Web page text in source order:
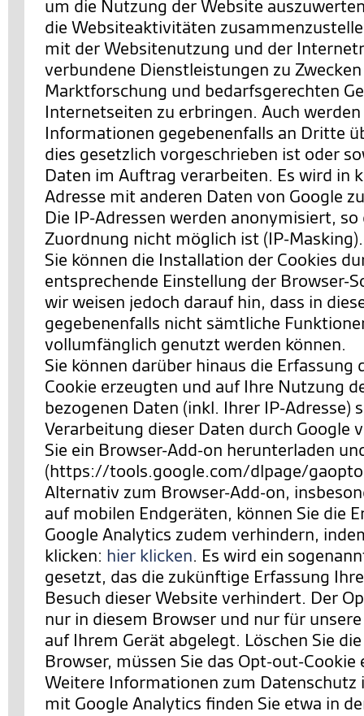
um die Nutzung der Website
die Websiteaktivitäten
mit der Websitenutzung und der
verbundene Dienstleistungen zu
Marktforschung und bedarfsgerechten
Internetseiten zu erbringen. Auch werden
Informationen gegebenenfalls an Dritte
dies gesetzlich vorgeschrieben ist oder
Daten im Auftrag verarbeiten. Es wird in
Adresse mit anderen Daten von Google
Die IP-Adressen werden anonymisiert, so
Zuordnung nicht möglich ist (IP-Masking).
Sie können die Installation der Cookies
entsprechende Einstellung der Browser-
wir weisen jedoch darauf hin, dass in
gegebenenfalls nicht sämtliche
vollumfänglich genutzt werden können.
Sie können darüber hinaus die Erfassung
Cookie erzeugten und auf Ihre Nutzung
bezogenen Daten (inkl. Ihrer IP-Adresse)
Verarbeitung dieser Daten durch Google
Sie ein Browser-Add-on herunterladen
(https://tools.google.com/dlpage/
Alternativ zum Browser-Add-on,
auf mobilen Endgeräten, können Sie die
Google Analytics zudem verhindern,
klicken: hier klicken. Es wird ein
gesetzt, das die zukünftige Erfassung
Besuch dieser Website verhindert. Der
nur in diesem Browser und nur für
auf Ihrem Gerät abgelegt. Löschen Sie
Browser, müssen Sie das Opt-out-Cookie
Weitere Informationen zum Datenschutz
mit Google Analytics finden Sie etwa in